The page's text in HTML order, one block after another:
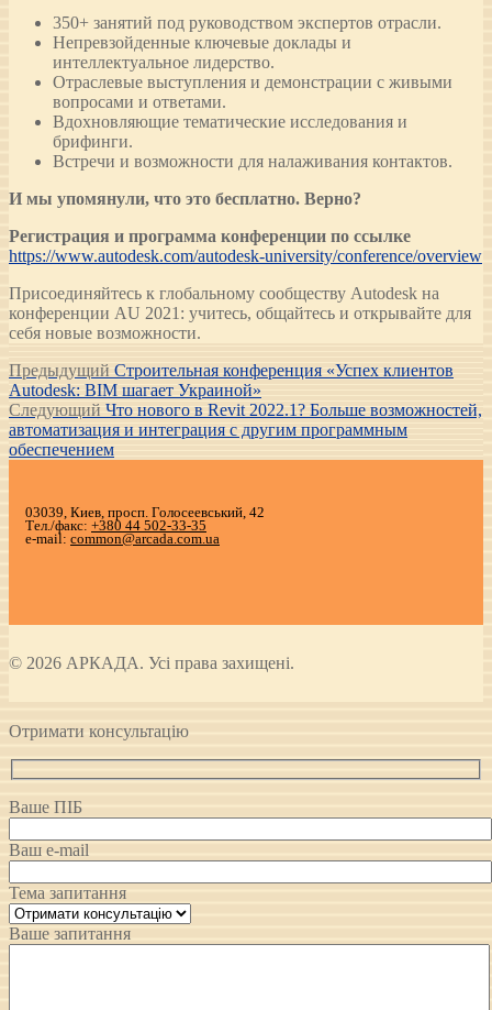
350+ занятий под руководством экспертов отрасли.
Непревзойденные ключевые доклады и
интеллектуальное лидерство.
Отраслевые выступления и демонстрации с живыми
вопросами и ответами.
Вдохновляющие тематические исследования и
брифинги.
Встречи и возможности для налаживания контактов.
И мы упомянули, что это бесплатно. Верно?
Регистрация и программа конференции по ссылке
https://www.autodesk.com/autodesk-university/conference/overview
Присоединяйтесь к глобальному сообществу Autodesk на
конференции AU 2021: учитесь, общайтесь и открывайте для
себя новые возможности.
Навигация
по
записям
Предыдущий Предыдущая
запись:
Строительная конференция «Успех клиентов
Autodesk: BIM шагает Украиной»
Следующий Следующая
запись:
Что нового в Revit 2022.1? Больше возможностей,
автоматизация и интеграция с другим программным
обеспечением
03039, Киев, просп. Голосеевський, 42
Тел./факс: +380 44 502-33-35
e-mail: common@arcada.com.ua
© 2026 АРКАДА. Усі права захищені.
Отримати консультацію
Ваше ПІБ
Ваш e-mail
Тема запитання
Ваше запитання